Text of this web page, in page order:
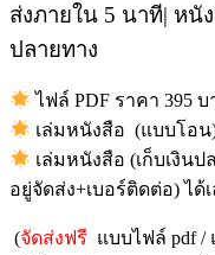
ส่งภายใน 5 นาที| หนั
ปลายทาง
ไฟล์ PDF ราคา 395 บ
เล่มหนังสือ (แบบโอน
เล่มหนังสือ (เก็บเงิน
อยู่จัดส่ง+เบอร์ติดต่อ) ได้
(จัดส่งฟรี แบบไฟล์ pdf /